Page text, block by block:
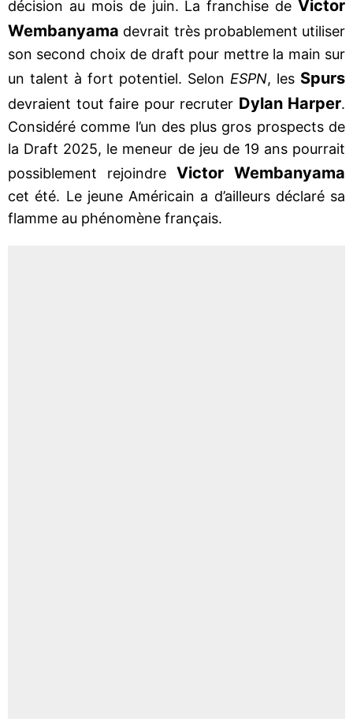
décision au mois de juin. La franchise de Victor
Wembanyama devrait très probablement utiliser
son second choix de draft pour mettre la main sur
un talent à fort potentiel. Selon ESPN, les Spurs
devraient tout faire pour recruter Dylan Harper.
Considéré comme l’un des plus gros prospects de
la Draft 2025, le meneur de jeu de 19 ans pourrait
possiblement rejoindre Victor Wembanyama
cet été. Le jeune Américain a d’ailleurs déclaré sa
flamme au phénomène français.